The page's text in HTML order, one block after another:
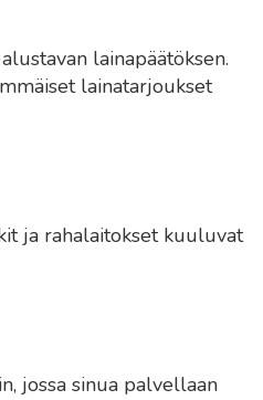
lainapäätöksen.
lainatarjoukset
ja rahalaitokset kuuluvat
jossa sinua palvellaan